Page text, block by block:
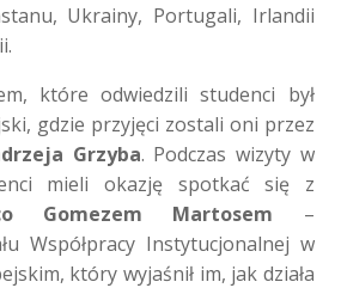
Ukrainy, Portugali, Irlandii
które odwiedzili studenci był
gdzie przyjęci zostali oni przez
Grzyba. Podczas wizyty w
mieli okazję spotkać się z
Gomezem Martosem –
Współpracy Instytucjonalnej w
który wyjaśnił im, jak działa